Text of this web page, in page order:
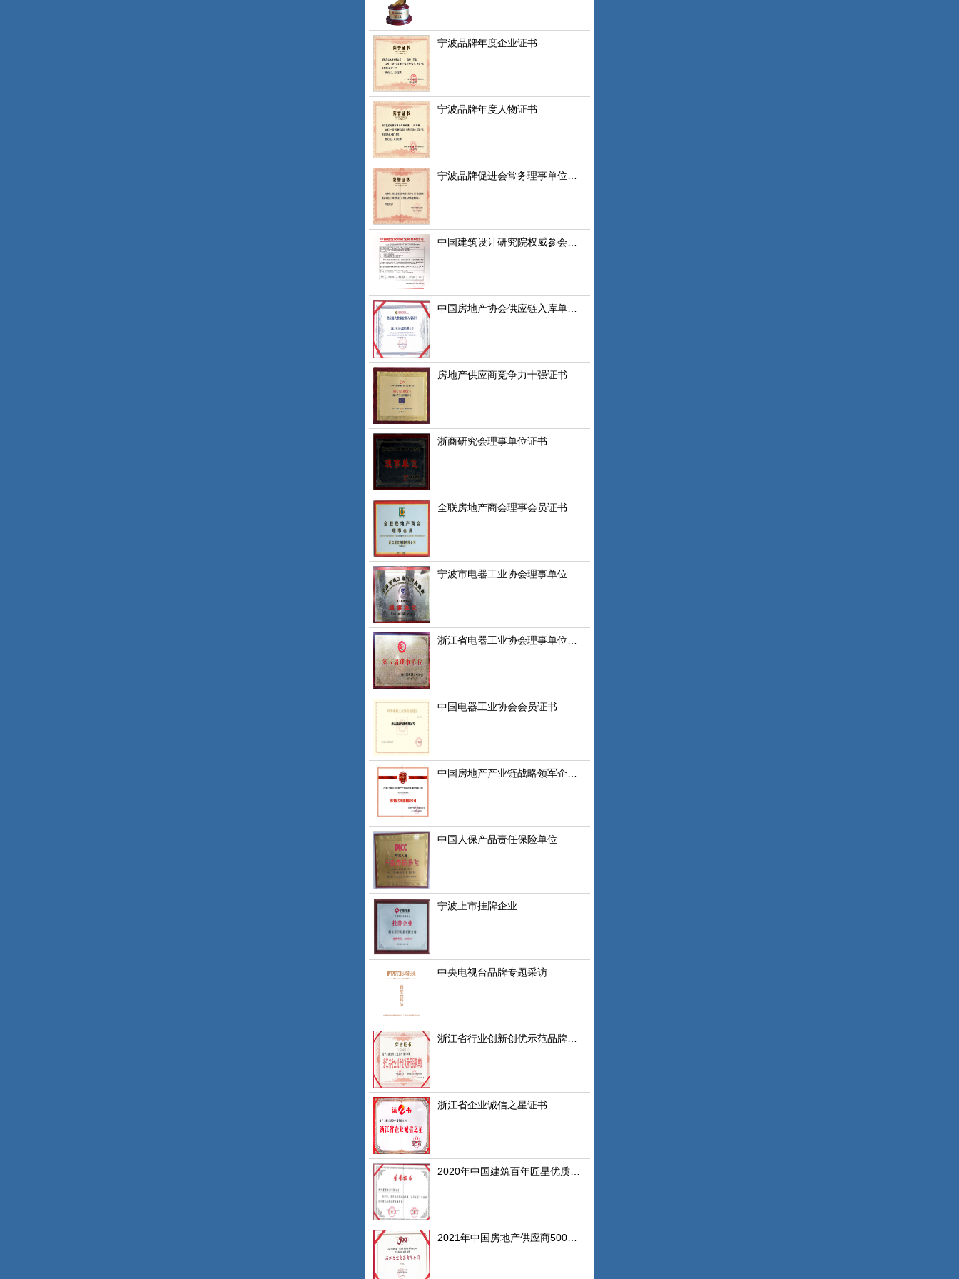
宁波品牌年度企业证书
宁波品牌年度人物证书
宁波品牌促进会常务理事单位证书
中国建筑设计研究院权威参会单位
中国房地产协会供应链入库单位证书
房地产供应商竞争力十强证书
浙商研究会理事单位证书
全联房地产商会理事会员证书
宁波市电器工业协会理事单位证书
浙江省电器工业协会理事单位证书
中国电器工业协会会员证书
中国房地产产业链战略领军企业证书
中国人保产品责任保险单位
宁波上市挂牌企业
中央电视台品牌专题采访
浙江省行业创新创优示范品牌单位证书
浙江省企业诚信之星证书
2020年中国建筑百年匠星优质供应商证书
2021年中国房地产供应商500强证书